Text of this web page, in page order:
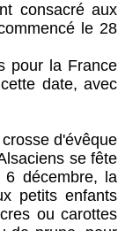
consacré aux
le 28
la France
date, avec
d'évêque
se fête
décembre, la
petits enfants
ou carottes